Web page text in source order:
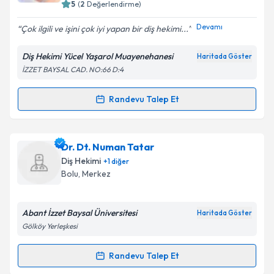
Kişisel verilerimin işlenmesine ilişkin
Metni'ni okudum ve kişisel verilerimin belirtilen
kapsamda işlenmesini kabul ediyorum.
5 (2 Değerlendirme)
Çok ilgili ve işini çok iyi yapan bir diş hekimi... Devamı
Diş Hekimi Yücel Yaşarol Muayenehanesi Haritada Göster
İZZET BAYSAL CAD. NO:66 D:4
Randevu Talep Et
Randevu Takvimi Talebi
Dr. Dt. Yücel Yaşaroliçin randevu takvimi talebi
oluşturun. Size bu uzmandan randevu almanız için bir
takvim hazırlandığında e-posta ile bilgilendireceğiz.
Kişisel verilerimin işlenmesine ilişkin
Metni'ni okudum ve kişisel verilerimin belirtilen
Dr. Dt. Numan Tatar
Diş Hekimi +1diğer
Bolu, Merkez
Abant İzzet Baysal Üniversitesi Haritada Göster
Gölköy Yerleşkesi
Randevu Talep Et
Randevu Takvimi Talebi